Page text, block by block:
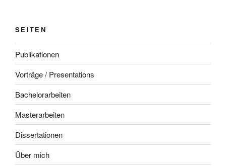
SEITEN
Publikationen
Vorträge / Presentations
Bachelorarbeiten
Masterarbeiten
Dissertationen
Über mich